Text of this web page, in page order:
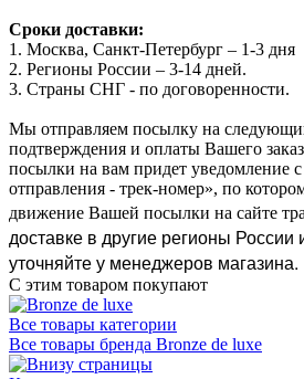
Сроки доставки:
1. Москва, Санкт-Петербург – 1-3 дня
2. Регионы России – 3-14 дней.​
3. Страны СНГ - по договоренности.
Мы отправляем посылку на
подтверждения и оплаты Вашего
посылки на вам придет уведомление
отправления - трек-номер», по
движение Вашей посылки на сайте
доставке в другие регионы
уточняйте у менеджеров магазина.
С этим товаром покупают
Все товары категории
Все товары бренда Bronze de luxe